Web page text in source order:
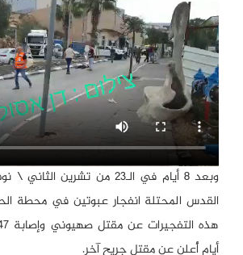
وبعد 8 أيام في الـ23 من تشرين
القدس المحتلة انفجار عبوتين في محطة
أيام أُعلن عن مقتل جريح آخر.